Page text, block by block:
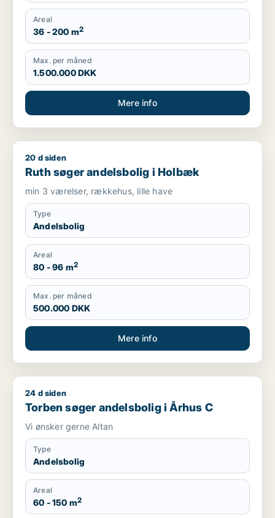
Areal
36 - 200 m2
Max. per måned
1.500.000 DKK
Mere info
Ruth søger andelsbolig i Holbæk
20 d siden
Ruth søger andelsbolig i Holbæk
min 3 værelser, rækkehus, lille have
Type
Andelsbolig
Areal
80 - 96 m2
Max. per måned
500.000 DKK
Mere info
Torben søger andelsbolig i Århus C
24 d siden
Torben søger andelsbolig i Århus C
Vi ønsker gerne Altan
Type
Andelsbolig
Areal
60 - 150 m2